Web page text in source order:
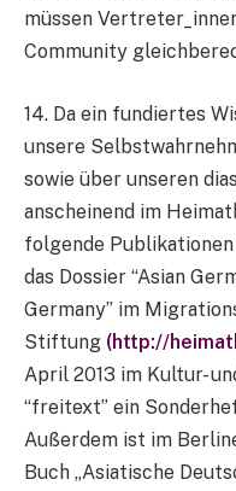
müssen
Community
14. Da ein fundiertes
unsere
sowie über unseren
anscheinend im
folgende
das Dossier “Asian
Germany” im
Stiftung (http://
April 2013 im Kultur-
“freitext” ein
Außerdem ist im
Buch „Asiatische